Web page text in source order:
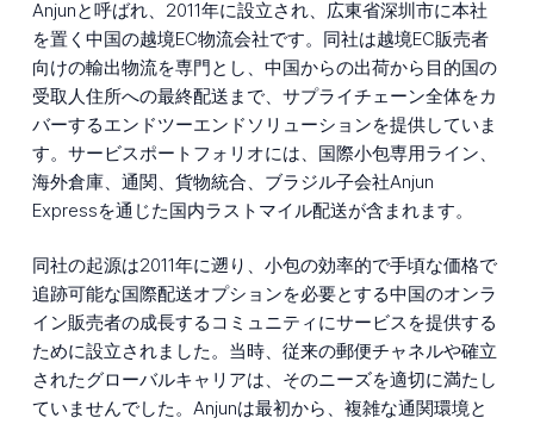
Anjunと呼ばれ、2011年に設立され、広東省深圳市に本社
を置く中国の越境EC物流会社です。同社は越境EC販売者
向けの輸出物流を専門とし、中国からの出荷から目的国の
受取人住所への最終配送まで、サプライチェーン全体をカ
バーするエンドツーエンドソリューションを提供していま
す。サービスポートフォリオには、国際小包専用ライン、
海外倉庫、通関、貨物統合、ブラジル子会社Anjun
Expressを通じた国内ラストマイル配送が含まれます。
同社の起源は2011年に遡り、小包の効率的で手頃な価格で
追跡可能な国際配送オプションを必要とする中国のオンラ
イン販売者の成長するコミュニティにサービスを提供する
ために設立されました。当時、従来の郵便チャネルや確立
されたグローバルキャリアは、そのニーズを適切に満たし
ていませんでした。Anjunは最初から、複雑な通関環境と